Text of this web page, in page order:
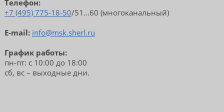
Телефон:
+7 (495) 775-18-50/51...60 (многоканальный)
E-mail: info@msk.sherl.ru
График работы:
пн-пт: с 10:00 до 18:00
сб, вс – выходные дни.